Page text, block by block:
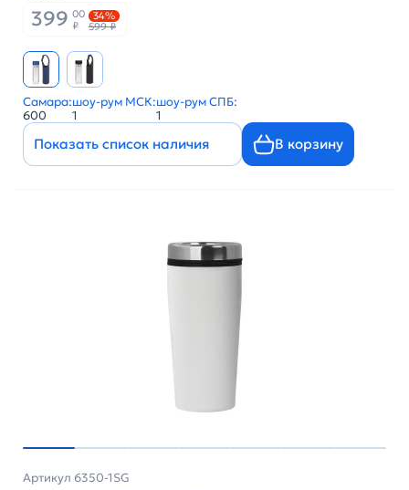
399 00
₽
34%
599 ₽
Самара:
600
шоу-рум МСК:
1
шоу-рум СПБ:
1
Показать список наличия В корзину
Артикул 6350-1SG